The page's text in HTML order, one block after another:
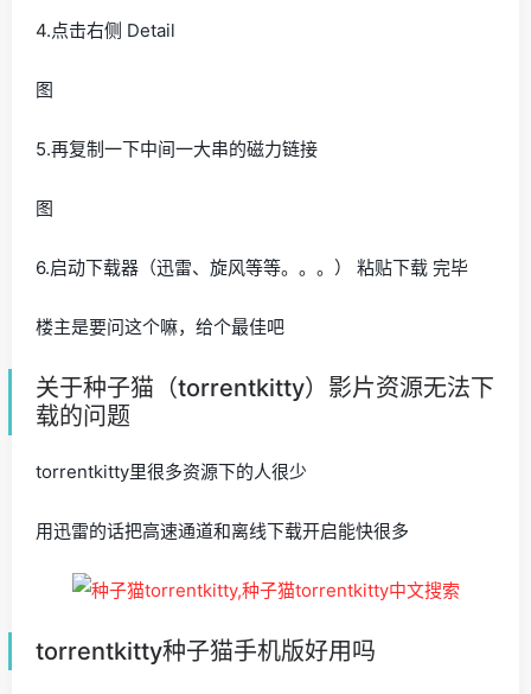
4.点击右侧 Detail
图
5.再复制一下中间一大串的磁力链接
图
6.启动下载器（迅雷、旋风等等。。。） 粘贴下载 完毕
楼主是要问这个嘛，给个最佳吧
关于种子猫（torrentkitty）影片资源无法下
载的问题
torrentkitty里很多资源下的人很少
用迅雷的话把高速通道和离线下载开启能快很多
torrentkitty种子猫手机版好用吗